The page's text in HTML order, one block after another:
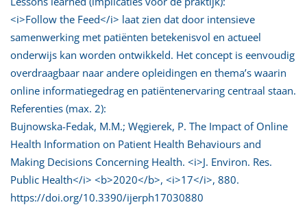
<i>Follow the Feed</i> laat zien dat door intensieve
samenwerking met patiënten betekenisvol en actueel
onderwijs kan worden ontwikkeld. Het concept is eenvoudig
overdraagbaar naar andere opleidingen en thema’s waarin
online informatiegedrag en patiëntenervaring centraal staan.
Referenties (max. 2):
Bujnowska-Fedak, M.M.; Węgierek, P. The Impact of Online
Health Information on Patient Health Behaviours and
Making Decisions Concerning Health. <i>J. Environ. Res.
Public Health</i> <b>2020</b>, <i>17</i>, 880.
https://doi.org/10.3390/ijerph17030880